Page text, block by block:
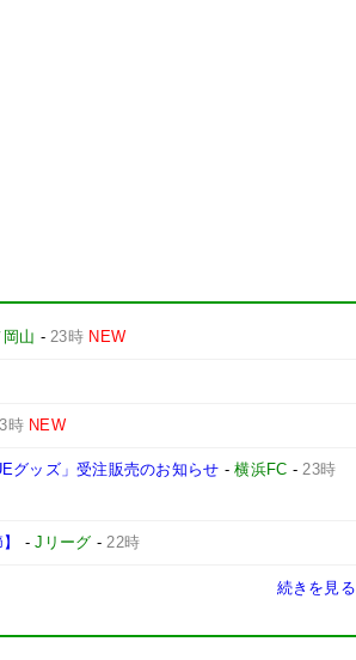
山 -23時 NEW
時 NEW
グッズ」受注販売のお知らせ -横浜FC -23時
-Jリーグ -22時
続きを見る